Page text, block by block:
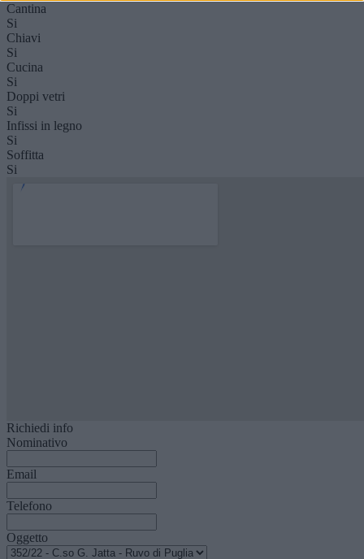
Cantina
Si
Chiavi
Si
Cucina
Si
Doppi vetri
Si
Infissi in legno
Si
Soffitta
Si
Richiedi info
Nominativo
Email
Telefono
Oggetto